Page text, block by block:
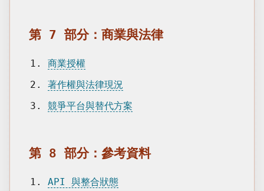
第 7 部分：商業與法律
商業授權
著作權與法律現況
競爭平台與替代方案
第 8 部分：參考資料
API 與整合狀態